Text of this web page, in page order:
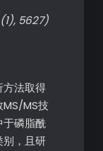
5627)
方法取得
MS技
于磷脂酰
别，且研